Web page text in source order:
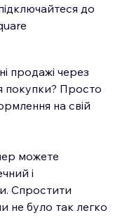
до
продажі через
покупки? Просто
на свій
можете
і
Спростити
не було так легко